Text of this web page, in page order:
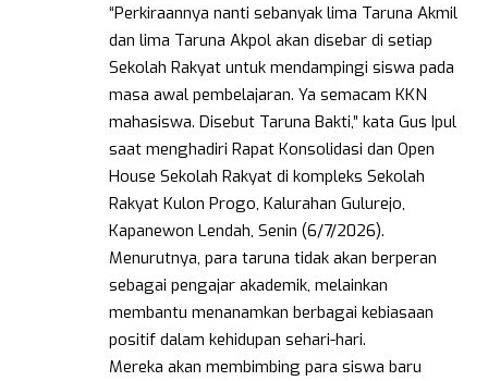
“Perkiraannya nanti sebanyak lima Taruna Akmil
dan lima Taruna Akpol akan disebar di setiap
Sekolah Rakyat untuk mendampingi siswa pada
masa awal pembelajaran. Ya semacam KKN
mahasiswa. Disebut Taruna Bakti,” kata Gus Ipul
saat menghadiri Rapat Konsolidasi dan Open
House Sekolah Rakyat di kompleks Sekolah
Rakyat Kulon Progo, Kalurahan Gulurejo,
Kapanewon Lendah, Senin (6/7/2026).
Menurutnya, para taruna tidak akan berperan
sebagai pengajar akademik, melainkan
membantu menanamkan berbagai kebiasaan
positif dalam kehidupan sehari-hari.
Mereka akan membimbing para siswa baru